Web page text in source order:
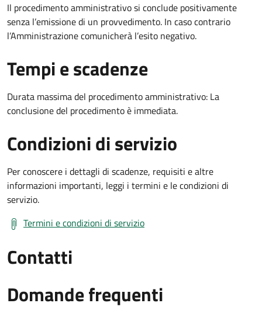
Il procedimento amministrativo si conclude positivamente
senza l’emissione di un provvedimento. In caso contrario
l’Amministrazione comunicherà l’esito negativo.
Tempi e scadenze
Durata massima del procedimento amministrativo: La
conclusione del procedimento è immediata.
Condizioni di servizio
Per conoscere i dettagli di scadenze, requisiti e altre
informazioni importanti, leggi i termini e le condizioni di
servizio.
Termini e condizioni di servizio
Contatti
Domande frequenti